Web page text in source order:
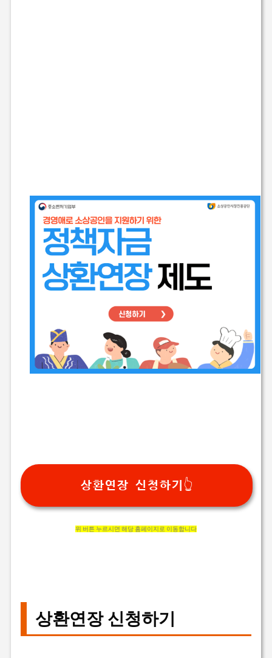
상환연장 신청하기👆
위 버튼 누르시면 해당 홈페이지로 이동합니다
상환연장 신청하기